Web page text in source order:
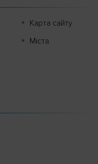
Карта сайту
Міста